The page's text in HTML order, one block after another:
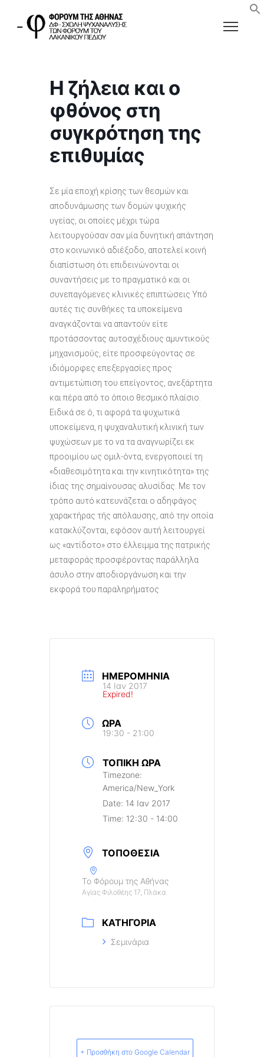
Η ζήλεια και ο
φθόνος στη
συγκρότηση της
επιθυμίας
Σε μία εποχή κρίσης των θεσμών και
αποδυνάμωσης των δομών ψυχικής
υγείας, οι οποίες μέχρι τώρα
λειτουργούσαν σαν μία δυνητική απάντηση
στο κοινωνικό αδιέξοδο, αποτελεί κοινή
διαπίστωση ότι επιδεινώνονται οι
συναντήσεις με το πραγματικό και οι
συνεπαγόμενες κλινικές επιπτώσεις Υπό
αυτές τις συνθήκες τα υποκείμενα
αναγκάζονται να απαντούν είτε
προτάσσοντας αυτοσχέδιους αμυντικούς
μηχανισμούς, είτε προσφεύγοντας σε
ιδιόμορφες επεξεργασίες προς
αντιμετώπιση του επείγοντος, ανεξάρτητα
και πέρα από το όποιο θεσμικό πλαίσιο.
Ειδικά σε ό, τι αφορά τα ψυχωτικά
υποκείμενα, η ψυχαναλυτική κλινική των
ψυχώσεων με το να τα αναγνωρίζει εκ
προοιμίου ως ομιλ-όντα, ενεργοποιεί τη
«διαθεσιμότητα και την κινητικότητα» της
ίδιας της σημαίνουσας αλυσίδας. Με τον
τρόπο αυτό κατευνάζεται ο αδηφάγος
χαρακτήρας τής απόλαυσης, από την οποία
κατακλύζονται, εφόσον αυτή λειτουργεί
ως «αντίδοτο» στο έλλειμμα της πατρικής
μεταφοράς προσφέροντας παράλληλα
άσυλο στην αποδιοργάνωση και την
εκφορά του παραληρήματος.
ΗΜΕΡΟΜΗΝΊΑ
14 Ιαν 2017
Expired!
ΏΡΑ
19:30 - 21:00
ΤΟΠΙΚΉ ΏΡΑ
Timezone:
America/New_York
Date: 14 Ιαν 2017
Time: 12:30 - 14:00
ΤΟΠΟΘΕΣΊΑ
Το Φόρουμ της Αθήνας
Αγίας Φιλοθέης 17, Πλάκα
ΚΑΤΗΓΟΡΊΑ
Σεμινάρια
+ Προσθήκη στο Google Calendar